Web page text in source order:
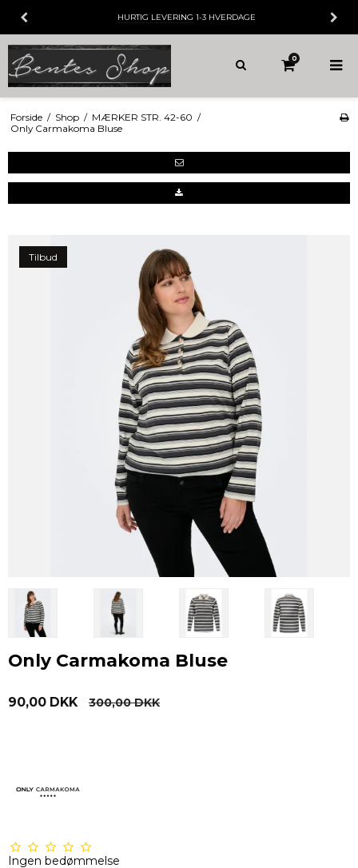
0
Forside / Shop / MÆRKER STR. 42-60 /
Only Carmakoma Bluse
Tilbud
Only Carmakoma Bluse
90,00 DKK 300,00 DKK
Ingen bedømmelse